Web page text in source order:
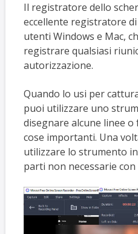
Il registratore dello
eccellente registratore
utenti Windows e Mac,
registrare qualsiasi
autorizzazione.
Quando lo usi per
puoi utilizzare uno
disegnare alcune linee
cose importanti. Una
utilizzare lo strumento
parti non necessarie con